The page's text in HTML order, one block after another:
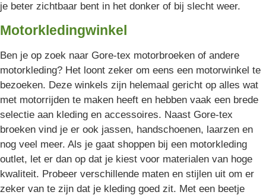
je beter zichtbaar bent in het donker of bij slecht weer.
Motorkledingwinkel
Ben je op zoek naar Gore-tex motorbroeken of andere
motorkleding? Het loont zeker om eens een motorwinkel te
bezoeken. Deze winkels zijn helemaal gericht op alles wat
met motorrijden te maken heeft en hebben vaak een brede
selectie aan kleding en accessoires. Naast Gore-tex
broeken vind je er ook jassen, handschoenen, laarzen en
nog veel meer. Als je gaat shoppen bij een motorkleding
outlet, let er dan op dat je kiest voor materialen van hoge
kwaliteit. Probeer verschillende maten en stijlen uit om er
zeker van te zijn dat je kleding goed zit. Met een beetje